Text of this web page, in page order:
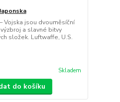
Vojska jsou dvouměsíční
a slavné bitvy
složek. Luftwaffe, U.S.
Skladem
do košíku